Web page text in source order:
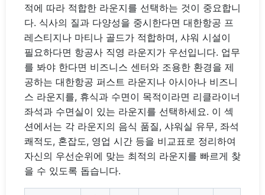
적에 따라 적합한 라운지를 선택하는 것이 중요합니
다. 식사의 질과 다양성을 중시한다면 대한항공 프
레스티지나 마티나 골드가 적합하며, 샤워 시설이
필요하다면 항공사 직영 라운지가 우선입니다. 업무
를 봐야 한다면 비즈니스 센터와 조용한 환경을 제
공하는 대한항공 퍼스트 라운지나 아시아나 비즈니
스 라운지를, 휴식과 수면이 목적이라면 리클라이너
좌석과 수면실이 있는 라운지를 선택하세요. 이 섹
션에서는 각 라운지의 음식 품질, 샤워실 유무, 좌석
쾌적도, 혼잡도, 영업 시간 등을 비교표로 정리하여
자신의 우선순위에 맞는 최적의 라운지를 빠르게 찾
을 수 있도록 돕습니다.